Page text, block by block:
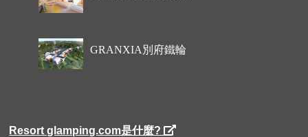
GRANXIA別府鐵輪
Resort glamping.com是什麼?